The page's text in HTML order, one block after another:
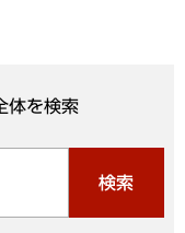
体を検索
検索